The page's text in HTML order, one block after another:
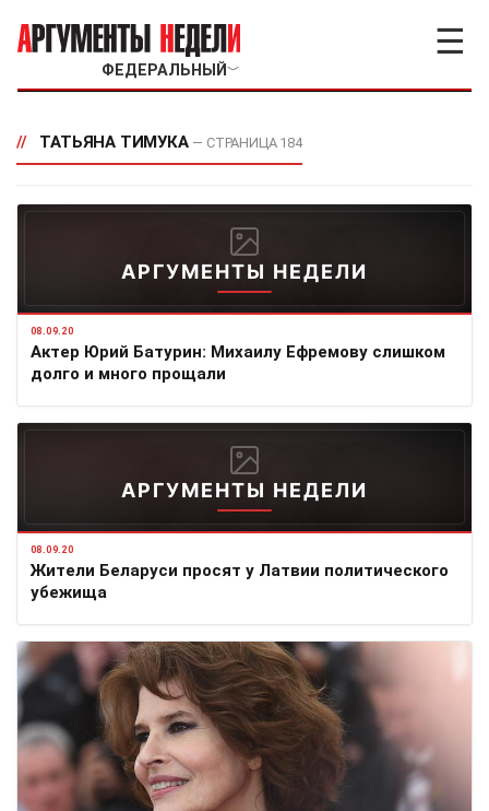
ФЕДЕРАЛЬНЫЙ ﹀
☰
// ТАТЬЯНА ТИМУКА — СТРАНИЦА 184
АРГУМЕНТЫ НЕДЕЛИ
08.09.20
Актер Юрий Батурин: Михаилу Ефремову слишком
долго и много прощали
АРГУМЕНТЫ НЕДЕЛИ
08.09.20
Жители Беларуси просят у Латвии политического
убежища